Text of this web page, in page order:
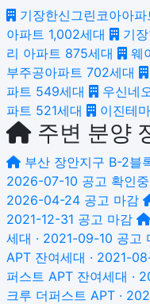
기장한신그린코아아파
아파트 1,002세대 기
리 아파트 875세대 웨
부주공아파트 702세대
파트 549세대 우신네
파트 521세대 이진테
주변 분양
부산 장안지구 B-2블
2026-07-10 공고 확인중
2026-04-24 공고 마감
2021-12-31 공고 마감
세대 · 2021-09-10 공고
APT 잔여세대 · 2021-
퍼스트 APT 잔여세대 ·
크루 더퍼스트 APT ·